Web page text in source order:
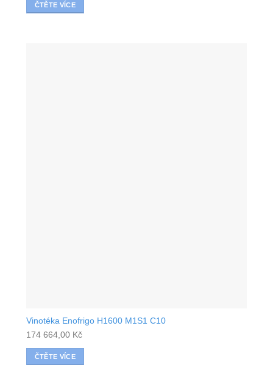
ČTĚTE VÍCE
Vinotéka Enofrigo H1600 M1S1 C10
174 664,00 Kč
ČTĚTE VÍCE